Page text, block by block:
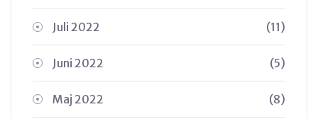
Juli 2022 (11)
Juni 2022 (5)
Maj 2022 (8)